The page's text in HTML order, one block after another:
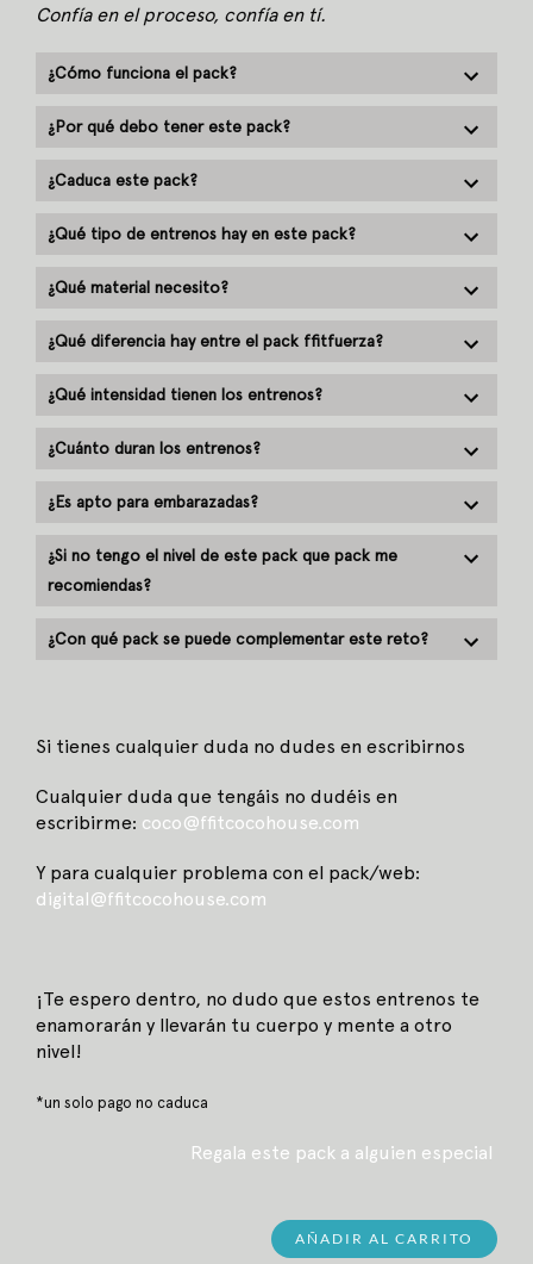
Confía en el proceso, confía en tí.
¿Cómo funciona el pack?
¿Por qué debo tener este pack?
¿Caduca este pack?
¿Qué tipo de entrenos hay en este pack?
¿Qué material necesito?
¿Qué diferencia hay entre el pack ffitfuerza?
¿Qué intensidad tienen los entrenos?
¿Cuánto duran los entrenos?
¿Es apto para embarazadas?
¿Si no tengo el nivel de este pack que pack me
recomiendas?
¿Con qué pack se puede complementar este reto?
Si tienes cualquier duda no dudes en escribirnos
Cualquier duda que tengáis no dudéis en
escribirme: coco@ffitcocohouse.com
Y para cualquier problema con el pack/web:
digital@ffitcocohouse.com
¡Te espero dentro, no dudo que estos entrenos te
enamorarán y llevarán tu cuerpo y mente a otro
nivel!
*un solo pago no caduca
Regala este pack a alguien especial
AÑADIR AL CARRITO